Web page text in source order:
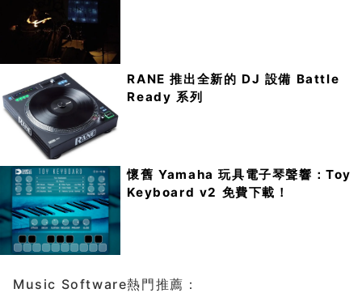
RANE 推出全新的 DJ 設備 Battle
Ready 系列
懷舊 Yamaha 玩具電子琴聲響：Toy
Keyboard v2 免費下載！
Music Software熱門推薦：